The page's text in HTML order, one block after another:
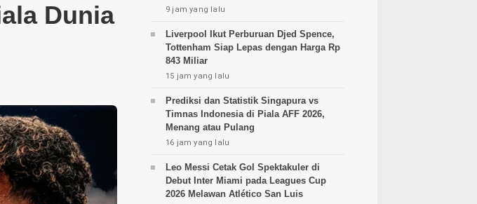
Dunia
9 jam yang lalu
Liverpool Ikut Perburuan Djed Spence,
Tottenham Siap Lepas dengan Harga Rp
843 Miliar
15 jam yang lalu
Prediksi dan Statistik Singapura vs
Timnas Indonesia di Piala AFF 2026,
Menang atau Pulang
16 jam yang lalu
Leo Messi Cetak Gol Spektakuler di
Debut Inter Miami pada Leagues Cup
2026 Melawan Atlético San Luis